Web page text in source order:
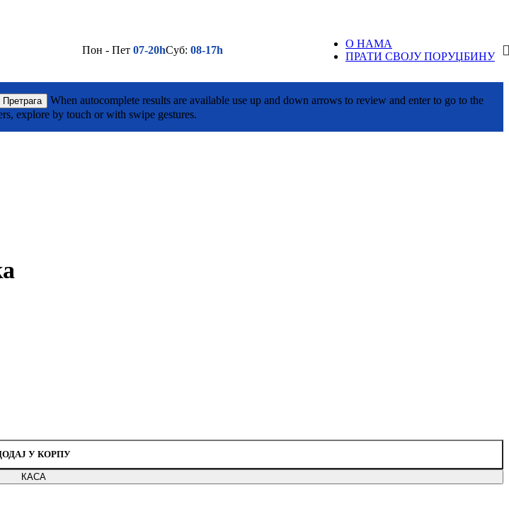
Милановац
Пон - Пет 07-20hСуб: 08-17h
О НАМА
ПРАТИ СВОЈУ ПОРУЏБИНУ
Претрага
When autocomplete results are available use up and down arrows to review and enter to go to the
explore by touch or with swipe gestures.
У КОРПУ
КАСА